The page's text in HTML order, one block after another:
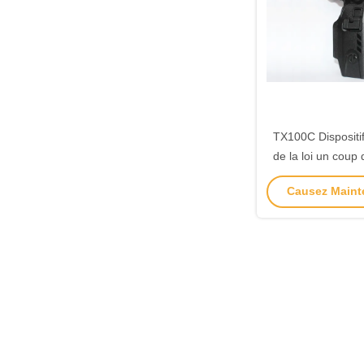
TX100C
de la loi un coup
électrocutant
à
Causez